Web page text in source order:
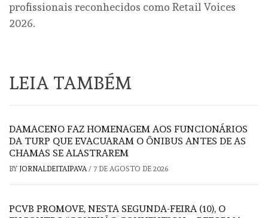
profissionais reconhecidos como Retail Voices
2026.
LEIA TAMBÉM
DAMACENO FAZ HOMENAGEM AOS FUNCIONÁRIOS
DA TURP QUE EVACUARAM O ÔNIBUS ANTES DE AS
CHAMAS SE ALASTRAREM
BY JORNALDEITAIPAVA/ 7 DE AGOSTO DE 2026
PCVB PROMOVE, NESTA SEGUNDA-FEIRA (10), O